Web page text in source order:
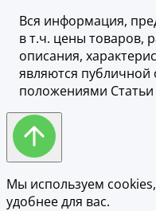
Вся информация,
в т.ч. цены товаров,
описания,
являются
положениями Статьи
Мы используем
удобнее для вас.